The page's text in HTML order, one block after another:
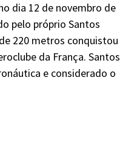
dia 12 de novembro de
pelo próprio Santos
220 metros conquistou
da França. Santos
e considerado o